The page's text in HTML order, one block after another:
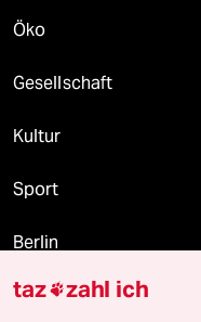
Öko
Gesellschaft
Kultur
Sport
Berlin
Nord
taz zahl ich